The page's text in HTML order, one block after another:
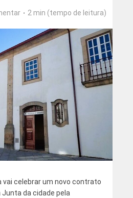
2 min (tempo de leitura)
vai celebrar um novo contrato
da cidade pela